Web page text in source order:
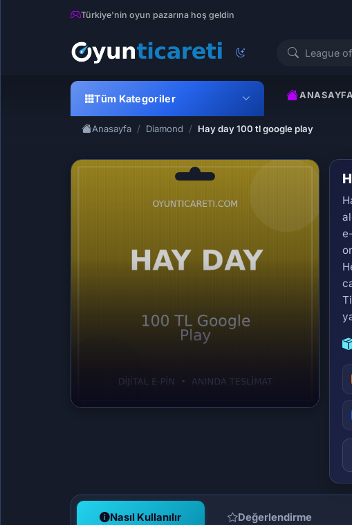
Türkiye'nin oyun pazarına hoş geldin
Tüm Kategoriler ANASAYFA
Anasayfa Diamond Hay day 100 tl google play
Nasıl Kullanılır Değerlendirme